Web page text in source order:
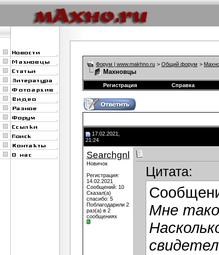
Форум | www.makhno.ru > Общий форум >
Махновцы
Регистрация Справка
17.02.2021,
21:24
Searchgnl
Новичок
Регистрация:
14.02.2021
Сообщений: 10
Сказал(а)
спасибо: 5
Поблагодарили 2
раз(а) в 2
сообщениях
Цитата:
Мне